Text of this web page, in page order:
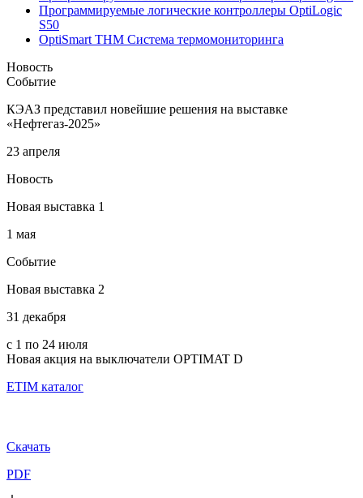
Программируемые логические контроллеры OptiLogic
S50
OptiSmart THM Система термомониторинга
Новость
Событие
КЭАЗ представил новейшие решения на выставке
«Нефтегаз-2025»
23 апреля
Новость
Новая выставка 1
1 мая
Событие
Новая выставка 2
31 декабря
с 1 по 24 июля
Новая акция на выключатели OPTIMAT D
ETIM каталог
Скачать
PDF